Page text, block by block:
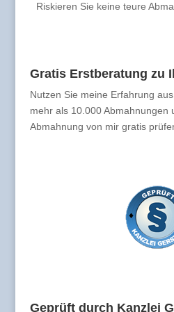
Riskieren Sie keine teure
Gratis Erstberatung zu
Nutzen Sie meine Erfahrung
mehr als 10.000 Abmahnungen
Abmahnung von mir gratis
Geprüft durch Kanzlei